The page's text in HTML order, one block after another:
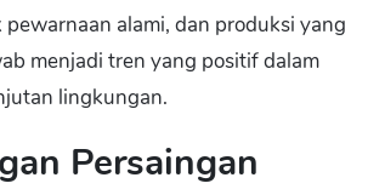
alami, dan produksi yang
menjadi tren yang positif dalam
lingkungan.
Persaingan